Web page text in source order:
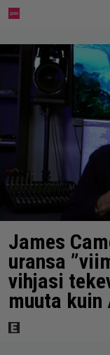
James
uransa
vihjasi
muuta